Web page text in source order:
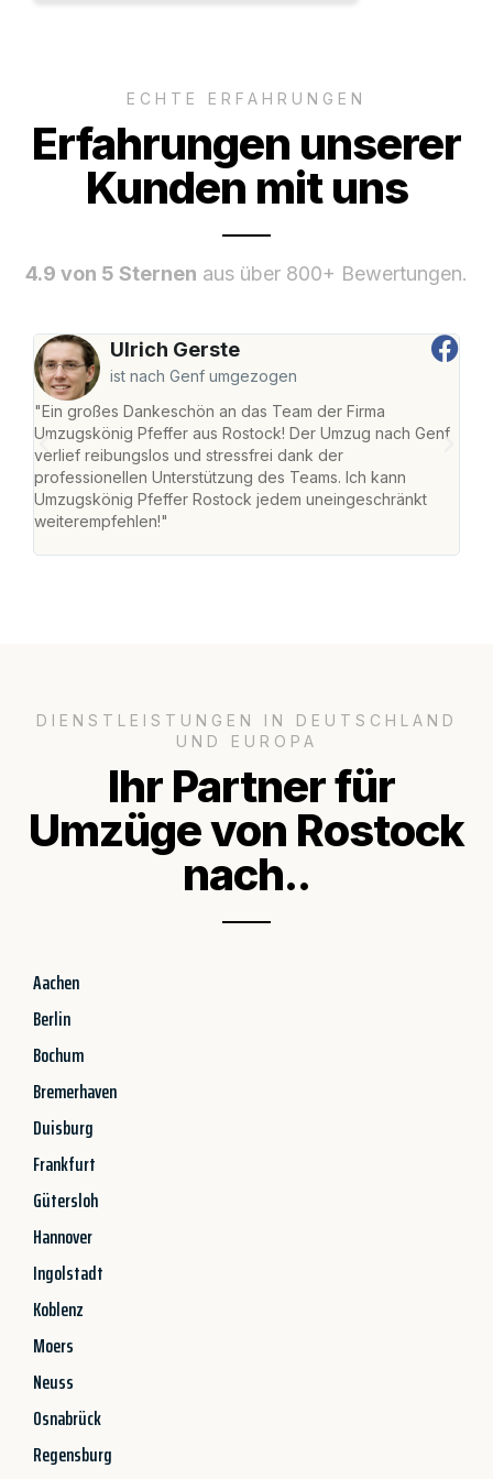
ECHTE ERFAHRUNGEN
Erfahrungen unserer
Kunden mit uns
4.9 von 5 Sternen aus über 800+ Bewertungen.
Ulrich Gerste
ist nach Genf umgezogen
"Ein großes Dankeschön an das Team der Firma
Umzugskönig Pfeffer aus Rostock! Der Umzug nach Genf
verlief reibungslos und stressfrei dank der
professionellen Unterstützung des Teams. Ich kann
Umzugskönig Pfeffer Rostock jedem uneingeschränkt
weiterempfehlen!"
DIENSTLEISTUNGEN IN DEUTSCHLAND
UND EUROPA
Ihr Partner für
Umzüge von Rostock
nach..
Aachen
Berlin
Bochum
Bremerhaven
Duisburg
Frankfurt
Gütersloh
Hannover
Ingolstadt
Koblenz
Moers
Neuss
Osnabrück
Regensburg